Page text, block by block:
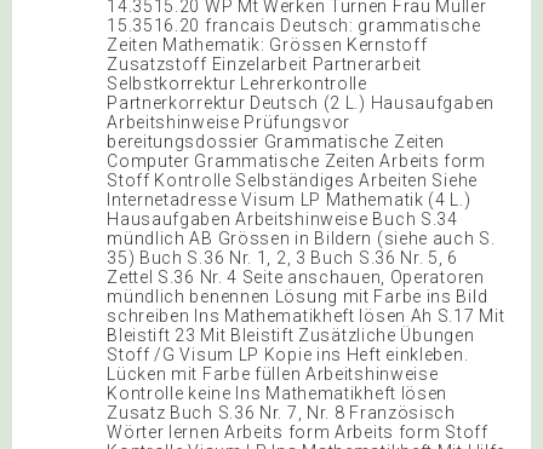
14.3515.20 WP Mt Werken Turnen Frau Müller
15.3516.20 francais Deutsch: grammatische
Zeiten Mathematik: Grössen Kernstoff
Zusatzstoff Einzelarbeit Partnerarbeit
Selbstkorrektur Lehrerkontrolle
Partnerkorrektur Deutsch (2 L.) Hausaufgaben
Arbeitshinweise Prüfungsvor
bereitungsdossier Grammatische Zeiten
Computer Grammatische Zeiten Arbeits form
Stoff Kontrolle Selbständiges Arbeiten Siehe
Internetadresse Visum LP Mathematik (4 L.)
Hausaufgaben Arbeitshinweise Buch S.34
mündlich AB Grössen in Bildern (siehe auch S.
35) Buch S.36 Nr. 1, 2, 3 Buch S.36 Nr. 5, 6
Zettel S.36 Nr. 4 Seite anschauen, Operatoren
mündlich benennen Lösung mit Farbe ins Bild
schreiben Ins Mathematikheft lösen Ah S.17 Mit
Bleistift 23 Mit Bleistift Zusätzliche Übungen
Stoff /G Visum LP Kopie ins Heft einkleben.
Lücken mit Farbe füllen Arbeitshinweise
Kontrolle keine Ins Mathematikheft lösen
Zusatz Buch S.36 Nr. 7, Nr. 8 Französisch
Wörter lernen Arbeits form Arbeits form Stoff